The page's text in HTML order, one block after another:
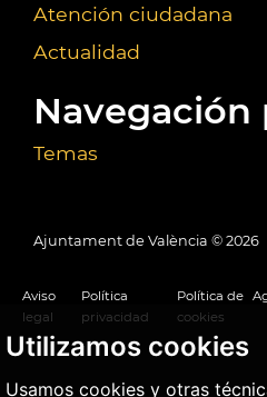
Utilizamos cookies
Usamos cookies y otras
Atención ciudadana
Actualidad
Navegación
Temas
Ajuntament de València © 2026
Aviso
legal
Política
privacidad
Política de
cookies